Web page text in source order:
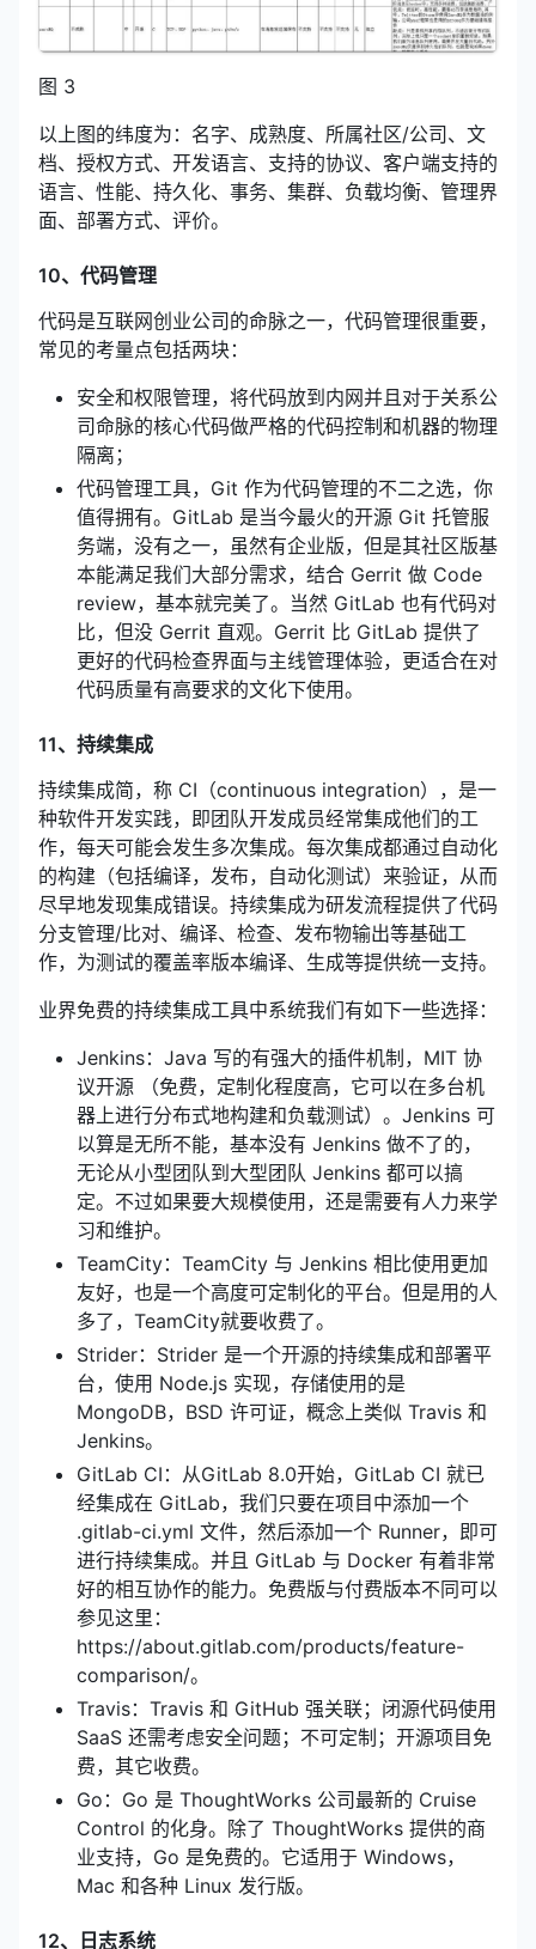
图 3
以上图的纬度为：名字、成熟度、所属社区/公司、文
档、授权方式、开发语言、支持的协议、客户端支持的
语言、性能、持久化、事务、集群、负载均衡、管理界
面、部署方式、评价。
10、代码管理
代码是互联网创业公司的命脉之一，代码管理很重要，
常见的考量点包括两块：
安全和权限管理，将代码放到内网并且对于关系公
司命脉的核心代码做严格的代码控制和机器的物理
隔离；
代码管理工具，Git 作为代码管理的不二之选，你
值得拥有。GitLab 是当今最火的开源 Git 托管服
务端，没有之一，虽然有企业版，但是其社区版基
本能满足我们大部分需求，结合 Gerrit 做 Code
review，基本就完美了。当然 GitLab 也有代码对
比，但没 Gerrit 直观。Gerrit 比 GitLab 提供了
更好的代码检查界面与主线管理体验，更适合在对
代码质量有高要求的文化下使用。
11、持续集成
持续集成简，称 CI（continuous integration），是一
种软件开发实践，即团队开发成员经常集成他们的工
作，每天可能会发生多次集成。每次集成都通过自动化
的构建（包括编译，发布，自动化测试）来验证，从而
尽早地发现集成错误。持续集成为研发流程提供了代码
分支管理/比对、编译、检查、发布物输出等基础工
作，为测试的覆盖率版本编译、生成等提供统一支持。
业界免费的持续集成工具中系统我们有如下一些选择：
Jenkins：Java 写的有强大的插件机制，MIT 协
议开源 （免费，定制化程度高，它可以在多台机
器上进行分布式地构建和负载测试）。Jenkins 可
以算是无所不能，基本没有 Jenkins 做不了的，
无论从小型团队到大型团队 Jenkins 都可以搞
定。不过如果要大规模使用，还是需要有人力来学
习和维护。
TeamCity：TeamCity 与 Jenkins 相比使用更加
友好，也是一个高度可定制化的平台。但是用的人
多了，TeamCity就要收费了。
Strider：Strider 是一个开源的持续集成和部署平
台，使用 Node.js 实现，存储使用的是
MongoDB，BSD 许可证，概念上类似 Travis 和
Jenkins。
GitLab CI：从GitLab 8.0开始，GitLab CI 就已
经集成在 GitLab，我们只要在项目中添加一个
.gitlab-ci.yml 文件，然后添加一个 Runner，即可
进行持续集成。并且 GitLab 与 Docker 有着非常
好的相互协作的能力。免费版与付费版本不同可以
参见这里：
https://about.gitlab.com/products/feature-
comparison/。
Travis：Travis 和 GitHub 强关联；闭源代码使用
SaaS 还需考虑安全问题；不可定制；开源项目免
费，其它收费。
Go：Go 是 ThoughtWorks 公司最新的 Cruise
Control 的化身。除了 ThoughtWorks 提供的商
业支持，Go 是免费的。它适用于 Windows，
Mac 和各种 Linux 发行版。
12、日志系统